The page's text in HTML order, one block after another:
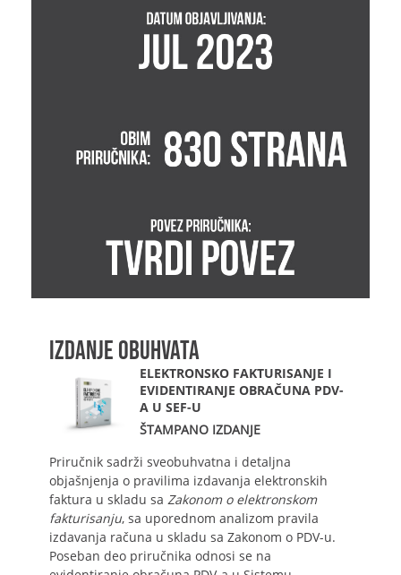
IZDANJE OBUHVATA
ELEKTRONSKO FAKTURISANJE I
EVIDENTIRANJE OBRAČUNA PDV-
A U SEF-U
ŠTAMPANO IZDANJE
Priručnik sadrži sveobuhvatna i detaljna
objašnjenja o pravilima izdavanja elektronskih
faktura u skladu sa Zakonom o elektronskom
fakturisanju, sa uporednom analizom pravila
izdavanja računa u skladu sa Zakonom o PDV-u.
Poseban deo priručnika odnosi se na